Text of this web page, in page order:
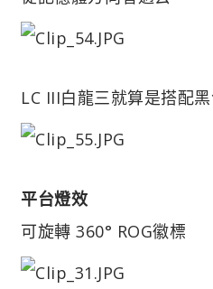
LC III白龍三就算是搭配
平台燈效
可旋轉 360° ROG徽標